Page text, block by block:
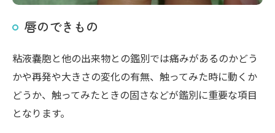
唇のできもの
粘液嚢胞と他の出来物との鑑別では痛みがあるのかどう
かや再発や大きさの変化の有無、触ってみた時に動くか
どうか、触ってみたときの固さなどが鑑別に重要な項目
となります。